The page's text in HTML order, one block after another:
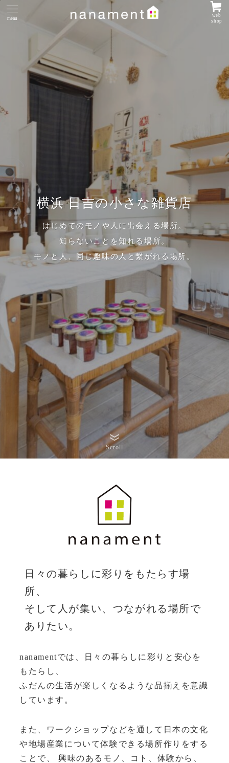
web
shop
menu
横浜 日吉の小さな雑貨店
はじめてのモノや人に出会える場所。
知らないことを知れる場所。
モノと人、同じ趣味の人と繋がれる場所。
Scroll
日々の暮らしに彩りをもたらす場
所、
そして人が集い、つながれる場所で
ありたい。
nanamentでは、日々の暮らしに彩りと安心を
もたらし、
ふだんの生活が楽しくなるような品揃えを意識
しています。
また、ワークショップなどを通して日本の文化
や地場産業について体験できる場所作りをする
ことで、
興味のあるモノ、コト、体験から、